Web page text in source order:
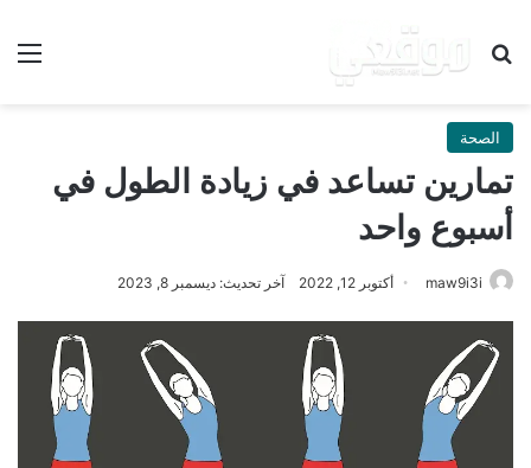
بحث عن
الصحة
تمارين تساعد في زيادة الطول في
أسبوع واحد
maw9i3i أكتوبر 12, 2022 آخر تحديث: ديسمبر 8, 2023